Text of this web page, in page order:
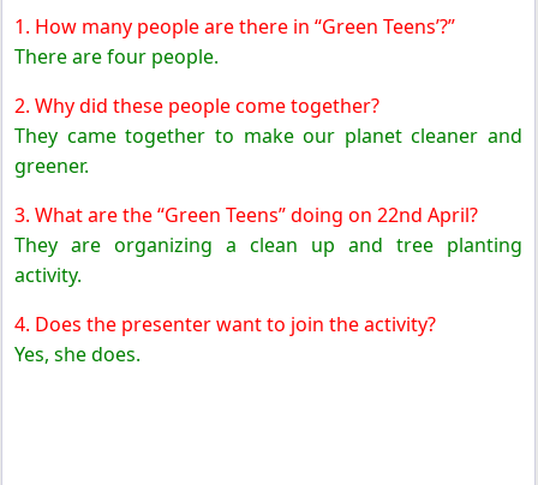
1. How many people are there in “Green Teens’?”
There are four people.
2. Why did these people come together?
They came together to make our planet cleaner and
greener.
3. What are the “Green Teens” doing on 22nd April?
They are organizing a clean up and tree planting
activity.
4. Does the presenter want to join the activity?
Yes, she does.